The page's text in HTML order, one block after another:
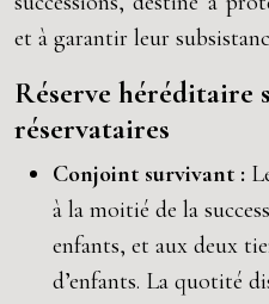
et à garantir leur
Réserve héréditaire
réservataires
Conjoint survivant :
à la moitié de la
enfants, et aux deux
d’enfants. La quotité